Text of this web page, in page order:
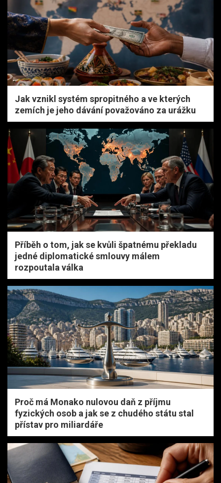
Jak vznikl systém spropitného a ve kterých
zemích je jeho dávání považováno za urážku
Příběh o tom, jak se kvůli špatnému překladu
jedné diplomatické smlouvy málem
rozpoutala válka
Proč má Monako nulovou daň z příjmu
fyzických osob a jak se z chudého státu stal
přístav pro miliardáře